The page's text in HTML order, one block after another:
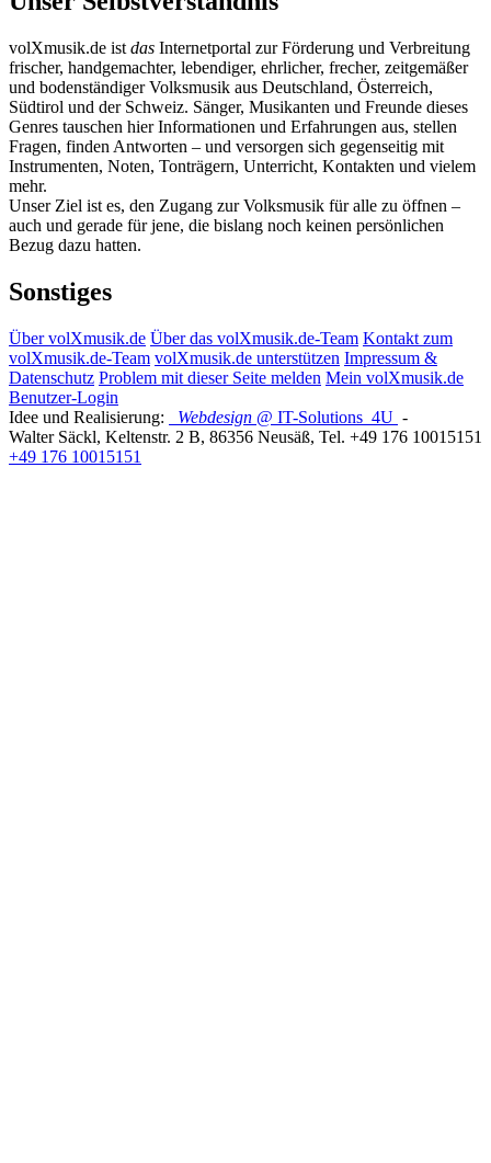
volXmusik.de ist das Internetportal zur Förderung und Verbreitung
frischer, handgemachter, lebendiger, ehrlicher, frecher, zeitgemäßer
und bodenständiger Volksmusik aus Deutschland, Österreich,
Südtirol und der Schweiz. Sänger, Musikanten und Freunde dieses
Genres tauschen hier Informationen und Erfahrungen aus, stellen
Fragen, finden Antworten – und versorgen sich gegenseitig mit
Instrumenten, Noten, Tonträgern, Unterricht, Kontakten und vielem
mehr.
Unser Ziel ist es, den Zugang zur Volksmusik für alle zu öffnen –
auch und gerade für jene, die bislang noch keinen persönlichen
Bezug dazu hatten.
Sonstiges
Über volXmusik.de Über das volXmusik.de-Team Kontakt zum
volXmusik.de-Team volXmusik.de unterstützen Impressum &
Datenschutz Problem mit dieser Seite melden Mein volXmusik.de
Benutzer-Login
Idee und Realisierung:
Webdesign @ IT-Solutions 4U -
Walter Säckl, Keltenstr. 2 B, 86356 Neusäß, Tel. +49 176 10015151
+49 176 10015151